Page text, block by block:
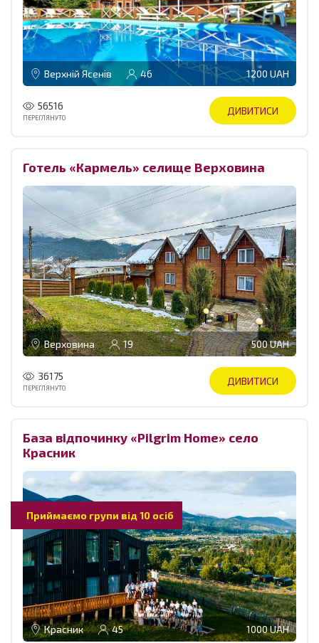
Верхній Ясенів 46 1200 UAH
56516
ПЕРЕГЛЯНУТО
ДИВИТИСИ
Готель «Кармель» селище Верховина
Верховина 19 500 UAH
36175
ПЕРЕГЛЯНУТО
ДИВИТИСИ
База відпочинку «Pilgrim Home» село
Красник
Красник 45 1000 UAH
Приймаємо групи від 10 осіб